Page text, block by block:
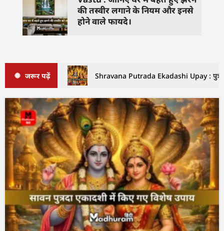
की तस्वीर लगाने के नियम और इनसे
होने वाले फायदे।
जरूर पढ़ें Shravana Putrada Ekadashi Upay :